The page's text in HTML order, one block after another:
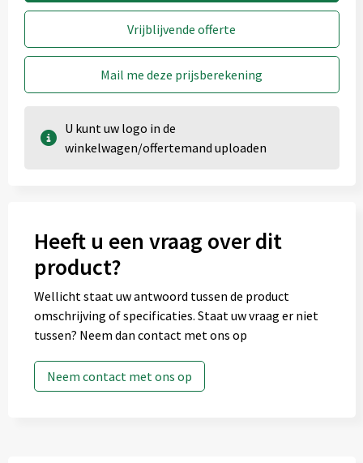
1
2
3
4 5
Achterzijde (30mm x 40mm)
Rondom (120mm x 65mm)
Onbewerkt
1
Achterzijde (50mm x 25mm)
Vrijblijvende offerte
Mail me deze prijsberekening
U kunt uw logo in de
winkelwagen/offertemand uploaden
Heeft u een vraag over dit
product?
Wellicht staat uw antwoord tussen de product
omschrijving of specificaties. Staat uw vraag er niet
tussen? Neem dan contact met ons op
Neem contact met ons op